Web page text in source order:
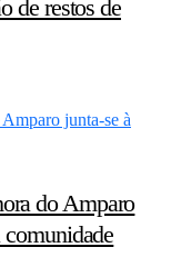
de restos de
do Amparo